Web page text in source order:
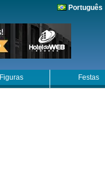
Português
Figuras Festas